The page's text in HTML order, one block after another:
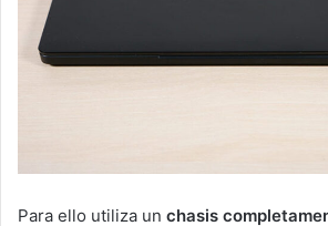
Para ello utiliza un chasis